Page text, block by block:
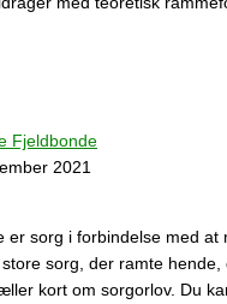
Fjeldbonde
2021
er sorg i forbindelse med
sorg, der ramte
kort om sorgorlov. Du